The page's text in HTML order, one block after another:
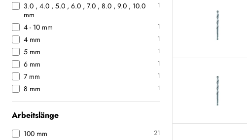
3.0 , 4.0 , 5.0 , 6.0 , 7.0 , 8.0 , 9.0 , 10.0
mm
1
4 - 10 mm 1
4 mm 1
5 mm 1
6 mm 1
7 mm 1
8 mm 1
Arbeitslänge
100 mm 21